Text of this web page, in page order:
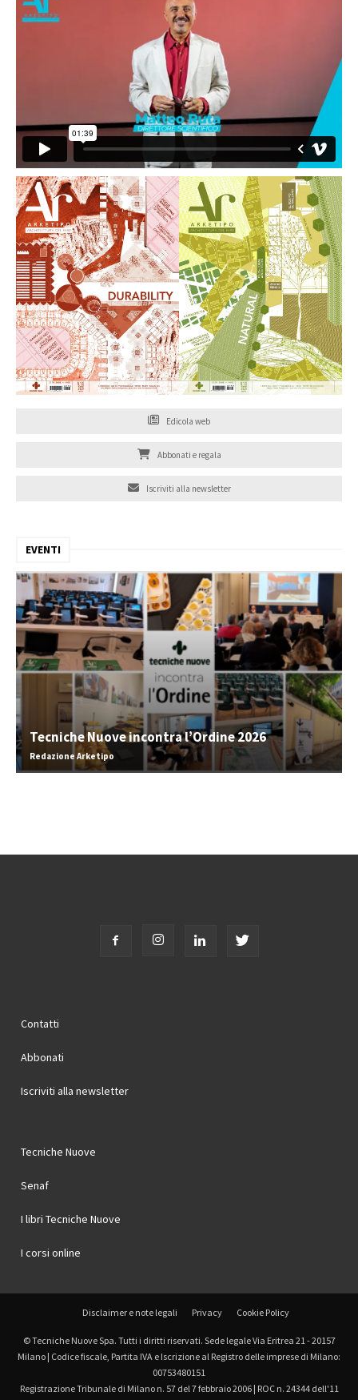
Edicola web
Abbonati e regala
Iscriviti alla newsletter
EVENTI
Tecniche Nuove incontra l’Ordine 2026
Redazione Arketipo
Contatti
Abbonati
Iscriviti alla newsletter
Tecniche Nuove
Senaf
I libri Tecniche Nuove
I corsi online
Disclaimer e note legali Privacy Cookie Policy
© Tecniche Nuove Spa. Tutti i diritti riservati. Sede legale Via Eritrea 21 - 20157
Milano | Codice fiscale, Partita IVA e Iscrizione al Registro delle imprese di Milano:
00753480151
Registrazione Tribunale di Milano n. 57 del 7 febbraio 2006 | ROC n. 24344 dell'11